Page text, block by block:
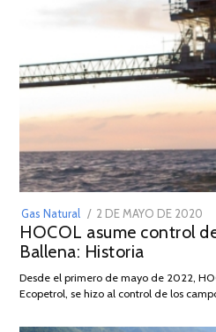
Gas Natural
POSTED
ON
2 DE MAYO DE 2020
HOCOL asume control
Ballena: Historia
Desde el primero de mayo de 2022,
Ecopetrol, se hizo al control de los